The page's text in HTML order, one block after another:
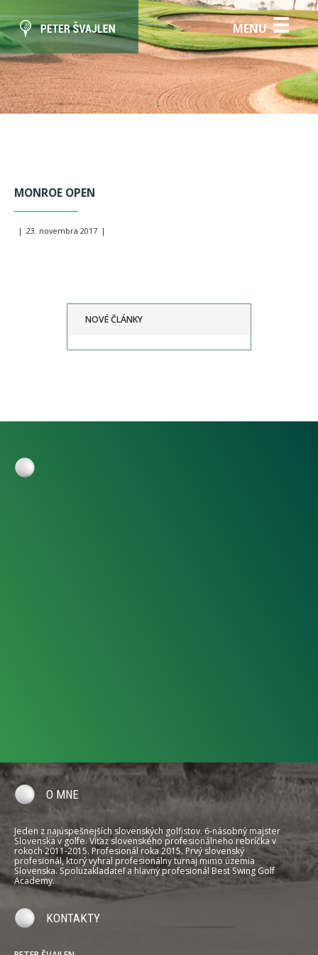
MENU☰
MONROE OPEN
| 23. novembra 2017 |
NOVÉ ČLÁNKY
O MNE
Jeden z najúspešnejších slovenských golfistov. 6-násobný majster
Slovenska v golfe. Víťaz slovenského profesionálneho rebríčka v
rokoch 2011-2015. Profesionál roka 2015. Prvý slovenský
profesionál, ktorý vyhral profesionálny turnaj mimo územia
Slovenska. Spoluzakladateľ a hlavný profesionál Best Swing Golf
Academy.
KONTAKTY